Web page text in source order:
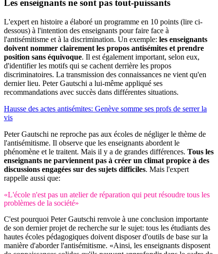
Les enseignants ne sontpas tout-puissants
L'expert en histoire a élaboré un programme en 10 points (lire ci-
dessous) à l'intention des enseignants pour faire face à
l'antisémitisme et à la discrimination. Un exemple: les enseignants
doivent nommer clairement les propos antisémites et prendre
position sans équivoque. Il est également important, selon eux,
d'identifier les motifs qui se cachent derrière les propos
discriminatoires. La transmission des connaissances ne vient qu'en
dernier lieu. Peter Gautschi a lui-même appliqué ses
recommandations avec succès dans différentes situations.
Hausse des actes antisémites: Genève somme ses profs de serrer la
vis
Peter Gautschi ne reproche pas aux écoles de négliger le thème de
l'antisémitisme. Il observe que les enseignants abordent le
phénomène et le traitent. Mais il y a de grandes différences. Tous les
enseignants ne parviennent pas à créer un climat propice à des
discussions engagées sur des sujets difficiles. Mais l'expert
rappelle aussi que:
«L'école n'est pas un atelier de réparation qui peut résoudre tous les
problèmes de la société»
C'est pourquoi Peter Gautschi renvoie à une conclusion importante
de son dernier projet de recherche sur le sujet: tous les étudiants des
hautes écoles pédagogiques doivent disposer d'outils de base sur la
manière d'aborder l'antisémitisme. «Ainsi, les enseignants disposent